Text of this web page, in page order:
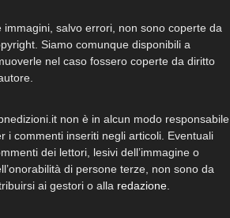
immagini, salvo errori, non sono coperte da
Siamo comunque disponibili a
nel caso fossero coperte da diritto
non è in alcun modo responsabile
i commenti inseriti negli articoli. Eventuali
dei lettori, lesivi dell’immagine o
di persone terze, non sono da
ai gestori o alla redazione.